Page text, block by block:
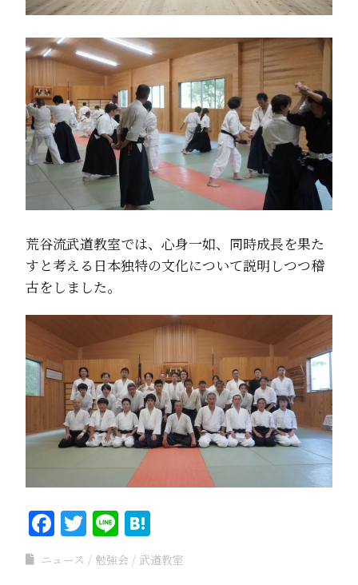
荒谷流武道教室では、心身一如、同時成長を果た
すと考える日本独特の文化について説明しつつ稽
古をしました。
Facebook
Twitter
Line
ニュース 勉強会 武道教室